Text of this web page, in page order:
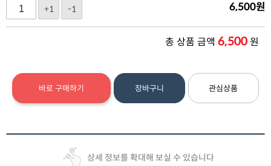
+1
-1 6,500원
총 상품 금액 6,500원
바로 구매하기 장바구니 관심상품
상세 정보를 확대해 보실 수 있습니다